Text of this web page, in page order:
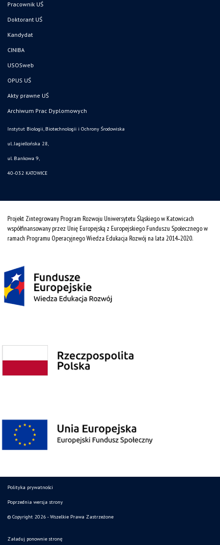
Pracownik UŚ
Doktorant UŚ
Kandydat
CINIBA
USOSweb
OPUS UŚ
Akty prawne UŚ
Archiwum Prac Dyplomowych
Instytut Biologii, Biotechnologii i Ochrony Środowiska
ul. Jagiellońska 28,
ul. Bankowa 9,
40-032 KATOWICE
Projekt Zintegrowany Program Rozwoju Uniwersytetu Śląskiego w Katowicach
współfinansowany przez Unię Europejską z Europejskiego Funduszu Społecznego w
ramach Programu Operacyjnego Wiedza Edukacja Rozwój na lata 2014˗2020.
Polityka prywatności
Poprzednia wersja strony
© Copyright 2026 - Wszelkie Prawa Zastrzeżone
Załaduj ponownie stronę